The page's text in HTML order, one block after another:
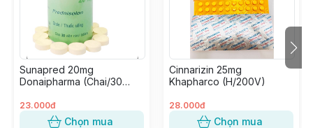
Sunapred 20mg
Donaipharma (Chai/30
23.000đ
Chọn mua
Cinnarizin 25mg
Khapharco (H/200V)
28.000đ
Chọn mua